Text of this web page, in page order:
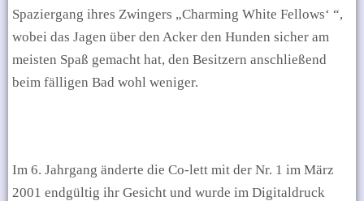
Spaziergang ihres Zwingers „Charming White Fellows‘ “,
wobei das Jagen über den Acker den Hunden sicher am
meisten Spaß gemacht hat, den Besitzern anschließend
beim fälligen Bad wohl weniger.
Im 6. Jahrgang änderte die Co-lett mit der Nr. 1 im März
2001 endgültig ihr Gesicht und wurde im Digitaldruck